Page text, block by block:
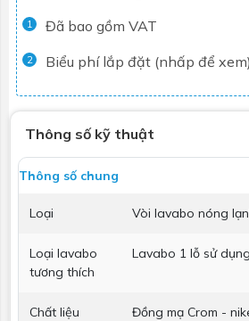
1 Đã bao gồm VAT
2 Biểu phí lắp đặt (nhấp để xem)
Thông số kỹ thuật
Thông số chung
Loại Vòi lavabo nóng
Loại lavabo
tương thích
Lavabo 1 lỗ sử
Chất liệu Đồng mạ Crom -